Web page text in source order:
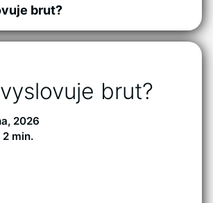
brut?
brut?
2026
2 min.